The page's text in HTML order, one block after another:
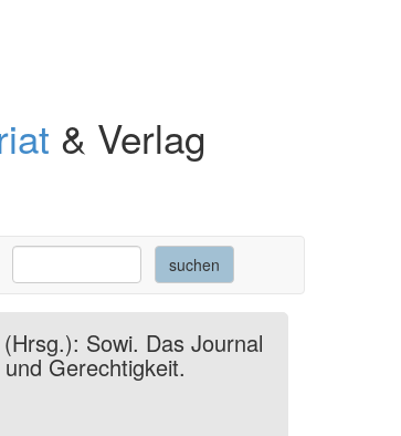
& Verlag
Sowi. Das Journal
Gerechtigkeit.